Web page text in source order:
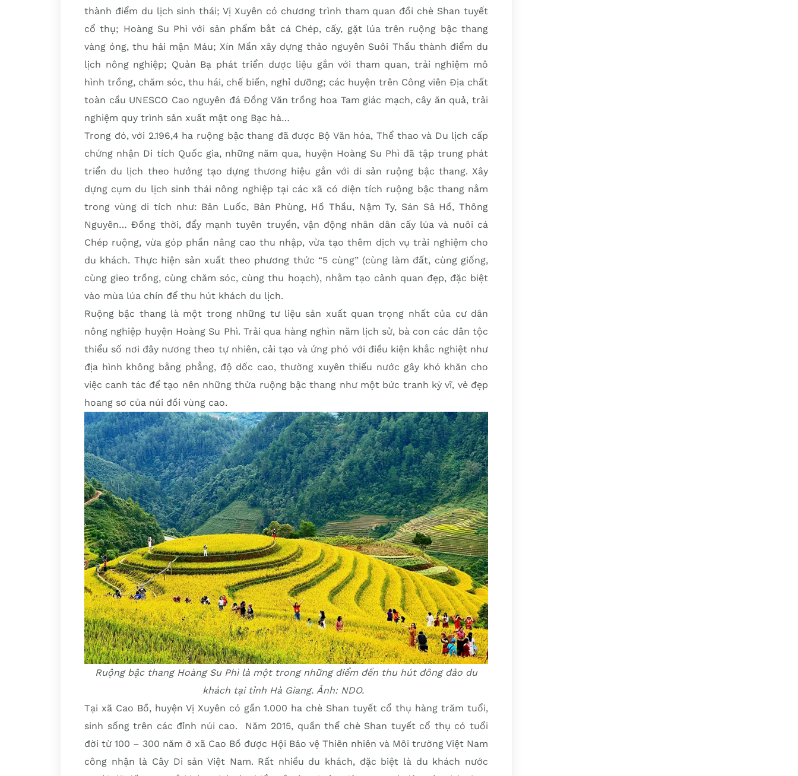
thành điểm du lịch sinh thái; Vị Xuyên có chương trình tham quan đồi chè Shan tuyết
cổ thụ; Hoàng Su Phì với sản phẩm bắt cá Chép, cấy, gặt lúa trên ruộng bậc thang
vàng óng, thu hái mận Máu; Xín Mần xây dựng thảo nguyên Suôi Thầu thành điểm du
lịch nông nghiệp; Quản Bạ phát triển dược liệu gắn với tham quan, trải nghiệm mô
hình trồng, chăm sóc, thu hái, chế biến, nghỉ dưỡng; các huyện trên Công viên Địa chất
toàn cầu UNESCO Cao nguyên đá Đồng Văn trồng hoa Tam giác mạch, cây ăn quả, trải
nghiệm quy trình sản xuất mật ong Bạc hà…
Trong đó, với 2.196,4 ha ruộng bậc thang đã được Bộ Văn hóa, Thể thao và Du lịch cấp
chứng nhận Di tích Quốc gia, những năm qua, huyện Hoàng Su Phì đã tập trung phát
triển du lịch theo hướng tạo dựng thương hiệu gắn với di sản ruộng bậc thang. Xây
dựng cụm du lịch sinh thái nông nghiệp tại các xã có diện tích ruộng bậc thang nằm
trong vùng di tích như: Bản Luốc, Bản Phùng, Hồ Thầu, Nậm Ty, Sán Sả Hồ, Thông
Nguyên… Đồng thời, đẩy mạnh tuyên truyền, vận động nhân dân cấy lúa và nuôi cá
Chép ruộng, vừa góp phần nâng cao thu nhập, vừa tạo thêm dịch vụ trải nghiệm cho
du khách. Thực hiện sản xuất theo phương thức “5 cùng” (cùng làm đất, cùng giống,
cùng gieo trồng, cùng chăm sóc, cùng thu hoạch), nhằm tạo cảnh quan đẹp, đặc biệt
vào mùa lúa chín để thu hút khách du lịch.
Ruộng bậc thang là một trong những tư liệu sản xuất quan trọng nhất của cư dân
nông nghiệp huyện Hoàng Su Phì. Trải qua hàng nghìn năm lịch sử, bà con các dân tộc
thiểu số nơi đây nương theo tự nhiên, cải tạo và ứng phó với điều kiện khắc nghiệt như
địa hình không bằng phẳng, độ dốc cao, thường xuyên thiếu nước gây khó khăn cho
việc canh tác để tạo nên những thửa ruộng bậc thang như một bức tranh kỳ vĩ, vẻ đẹp
hoang sơ của núi đồi vùng cao.
Ruộng bậc thang Hoàng Su Phì là một trong những điểm đến thu hút đông đảo du
khách tại tỉnh Hà Giang. Ảnh: NDO.
Tại xã Cao Bồ, huyện Vị Xuyên có gần 1.000 ha chè Shan tuyết cổ thụ hàng trăm tuổi,
sinh sống trên các đỉnh núi cao. Năm 2015, quần thể chè Shan tuyết cổ thụ có tuổi
đời từ 100 – 300 năm ở xã Cao Bồ được Hội Bảo vệ Thiên nhiên và Môi trường Việt Nam
công nhận là Cây Di sản Việt Nam. Rất nhiều du khách, đặc biệt là du khách nước